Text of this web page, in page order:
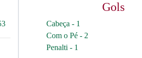
Gols
Cabeça - 1
Com o Pé - 2
Penalti - 1